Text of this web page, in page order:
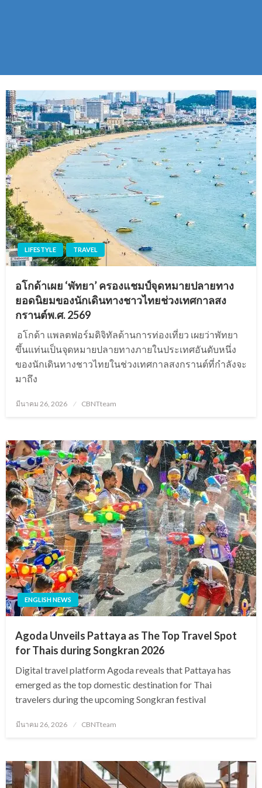
LIFESTYLE TRAVEL
อโกด้าเผย ‘พัทยา’ ครองแชมป์จุดหมายปลายทาง
ยอดนิยมของนักเดินทางชาวไทยช่วงเทศกาลสง
กรานต์พ.ศ. 2569
อโกด้า แพลตฟอร์มดิจิทัลด้านการท่องเที่ยว เผยว่าพัทยา
ขึ้นแท่นเป็นจุดหมายปลายทางภายในประเทศอันดับหนึ่ง
ของนักเดินทางชาวไทยในช่วงเทศกาลสงกรานต์ที่กำลังจะ
มาถึง
Posted
มีนาคม 26, 2026 CBNTteam
ENGLISH NEWS
Agoda Unveils Pattaya as The Top Travel Spot
for Thais during Songkran 2026
Digital travel platform Agoda reveals that Pattaya has
emerged as the top domestic destination for Thai
travelers during the upcoming Songkran festival
Posted
มีนาคม 26, 2026 CBNTteam